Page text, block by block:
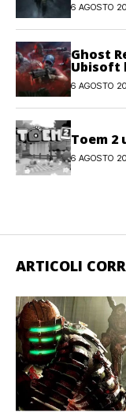
6 AGOSTO
Ghost
Ubisoft
gratuito
6 AGOSTO
Toem 2
6 AGOSTO
ARTICOLI